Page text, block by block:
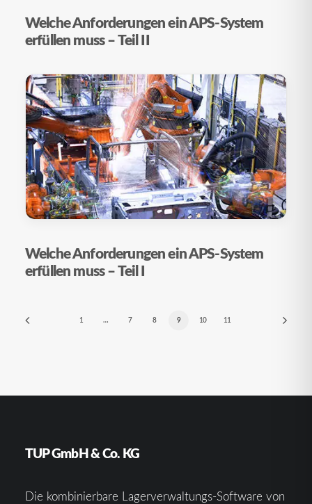
Welche Anforderungen ein APS-System
erfüllen muss – Teil II
Welche Anforderungen ein APS-System
erfüllen muss – Teil I
1 … 7 8 9 10 11
TUP GmbH & Co. KG
Die kombinierbare Lagerverwaltungs-Software von